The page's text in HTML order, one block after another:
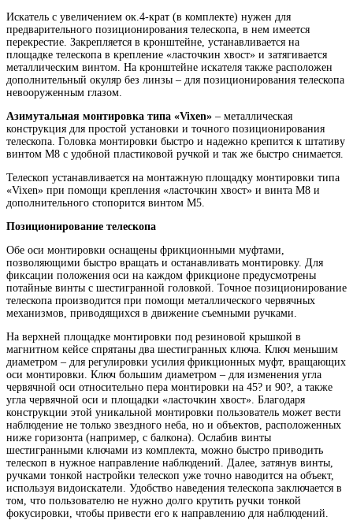
Искатель с увеличением ок.4-крат (в комплекте) нужен для
предварительного позиционирования телескопа, в нем имеется
перекрестие. Закрепляется в кронштейне, устанавливается на
площадке телескопа в крепление «ласточкин хвост» и затягивается
металлическим винтом. На кронштейне искателя также расположен
дополнительный окуляр без линзы – для позиционирования телескопа
невооруженным глазом.
Азимутальная монтировка типа «Vixen» – металлическая
конструкция для простой установки и точного позиционирования
телескопа. Головка монтировки быстро и надежно крепится к штативу
винтом М8 с удобной пластиковой ручкой и так же быстро снимается.
Телескоп устанавливается на монтажную площадку монтировки типа
«Vixen» при помощи крепления «ласточкин хвост» и винта М8 и
дополнительного стопорится винтом М5.
Позиционирование телескопа
Обе оси монтировки оснащены фрикционными муфтами,
позволяющими быстро вращать и останавливать монтировку. Для
фиксации положения оси на каждом фрикционе предусмотрены
потайные винты с шестигранной головкой. Точное позиционирование
телескопа производится при помощи металлического червячных
механизмов, приводящихся в движение съемными ручками.
На верхней площадке монтировки под резиновой крышкой в
магнитном кейсе спрятаны два шестигранных ключа. Ключ меньшим
диаметром – для регулировки усилия фрикционных муфт, вращающих
оси монтировки. Ключ большим диаметром – для изменения угла
червячной оси относительно пера монтировки на 45? и 90?, а также
угла червячной оси и площадки «ласточкин хвост». Благодаря
конструкции этой уникальной монтировки пользователь может вести
наблюдение не только звездного неба, но и объектов, расположенных
ниже горизонта (например, с балкона). Ослабив винты
шестигранными ключами из комплекта, можно быстро приводить
телескоп в нужное направление наблюдений. Далее, затянув винты,
ручками тонкой настройки телескоп уже точно наводится на объект,
используя видоискатели. Удобство наведения телескопа заключается в
том, что пользователю не нужно долго крутить ручки тонкой
фокусировки, чтобы привести его к направлению для наблюдений.